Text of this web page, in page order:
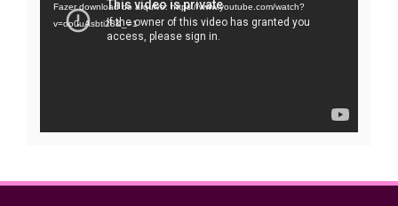
vídeo
Fazer download do arquivo: https://www.youtube.com/watch?
v=oo0uAsbti28&_=1